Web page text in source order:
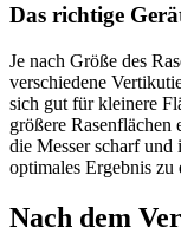
Das richtige
Je nach Größe des
verschiedene
sich gut für kleinere
größere Rasenflächen
die Messer scharf und
optimales Ergebnis zu
Nach dem